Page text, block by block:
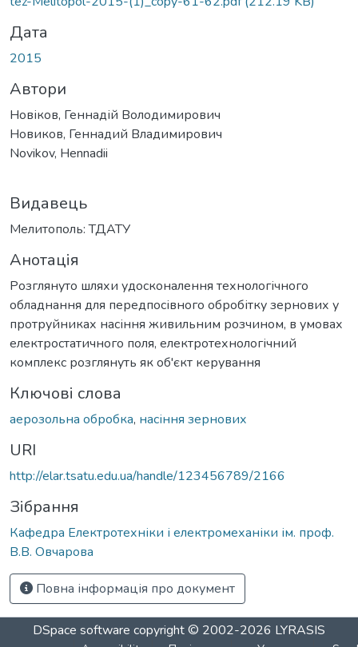
Дата
2015
Автори
Новіков, Геннадій Володимирович
Новиков, Геннадий Владимирович
Novikov, Hennadii
Видавець
Мелитополь: ТДАТУ
Анотація
Розглянуто шляхи удосконалення технологічного
обладнання для передпосівного обробітку зернових у
протруйниках насіння живильним розчином, в умовах
електростатичного поля, електротехнологічний
комплекс розглянуть як об'єкт керування
Ключові слова
аерозольна обробка, насіння зернових
URI
http://elar.tsatu.edu.ua/handle/123456789/2166
Зібрання
Кафедра Електротехніки і електромеханіки ім. проф.
В.В. Овчарова
Повна інформація про документ
DSpace software copyright © 2002-2026 LYRASIS